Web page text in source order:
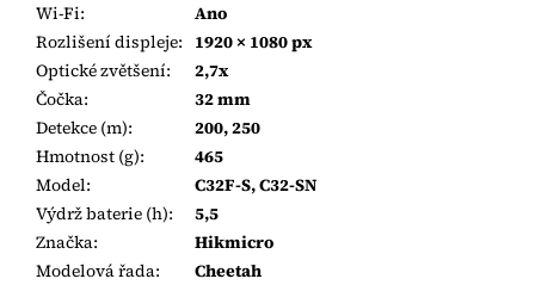
Wi-Fi:
Ano
Rozlišení displeje: 1920 × 1080 px
Optické zvětšení:
2,7x
Čočka:
32 mm
Detekce (m):
200, 250
Hmotnost (g):
465
Model:
C32F-S, C32-SN
Výdrž baterie (h):
5,5
Značka:
Hikmicro
Modelová řada: Cheetah